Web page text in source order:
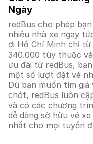
Ngày
redBus cho phép
nhiều nhà xe ngay
đi Hồ Chí Minh chỉ
340.000 tùy thuộc
ưu đãi từ redBus,
một số lượt đặt vé
Dù bạn muốn tìm
chót, redBus luôn
và có các chương
dễ dàng sở hữu vé
nhất cho mọi tuyến